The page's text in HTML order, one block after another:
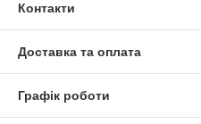
Контакти
Доставка та оплата
Графік роботи